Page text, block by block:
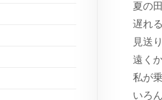
夏の
遅れ
見送
遠く
私が
いろ